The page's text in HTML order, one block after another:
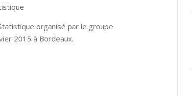
organisé par le groupe
2015 à Bordeaux.